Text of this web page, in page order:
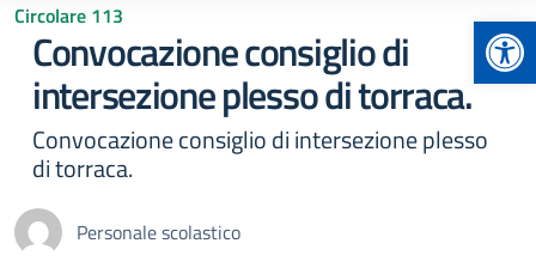
Circolare 113
Convocazione consiglio di
intersezione plesso di torraca.
Convocazione consiglio di intersezione plesso
di torraca.
Personale scolastico